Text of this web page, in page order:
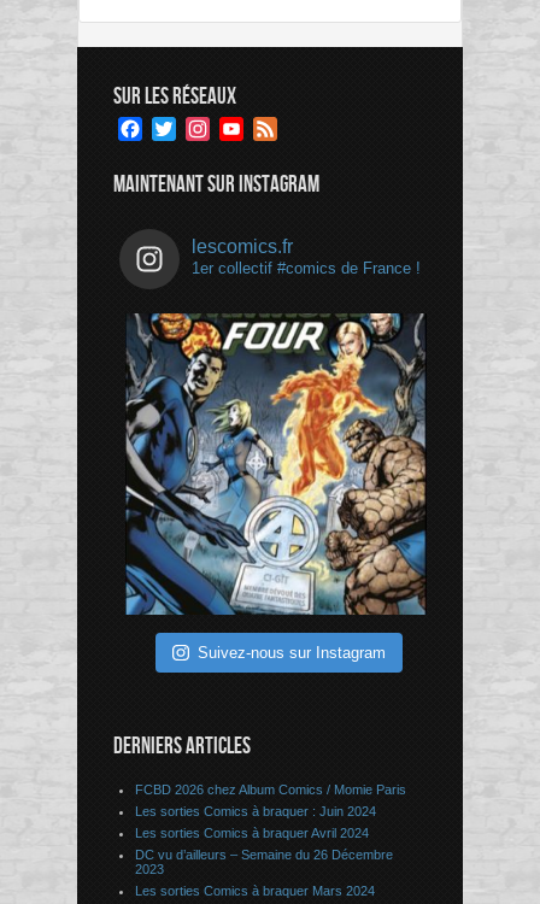
SUR LES RÉSEAUX
Facebook
TwitterInstagramYouTube
MAINTENANT SUR INSTAGRAM
lescomics.fr
1er collectif #comics de France !
Suivez-nous sur Instagram
DERNIERS ARTICLES
FCBD 2026 chez Album Comics / Momie Paris
Les sorties Comics à braquer : Juin 2024
Les sorties Comics à braquer Avril 2024
DC vu d’ailleurs – Semaine du 26 Décembre
2023
Les sorties Comics à braquer Mars 2024